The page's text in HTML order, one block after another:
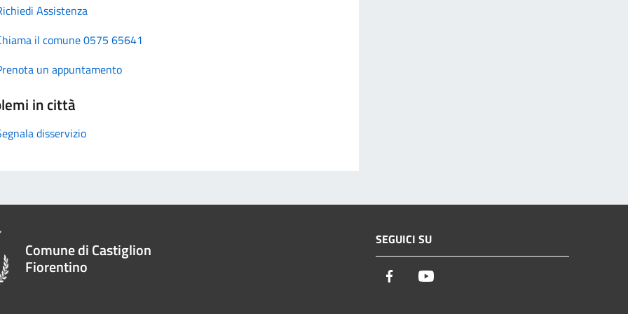
Assistenza
il comune 0575 65641
un appuntamento
in città
disservizio
Comune di Castiglion
Fiorentino
SEGUICI SU
Facebook